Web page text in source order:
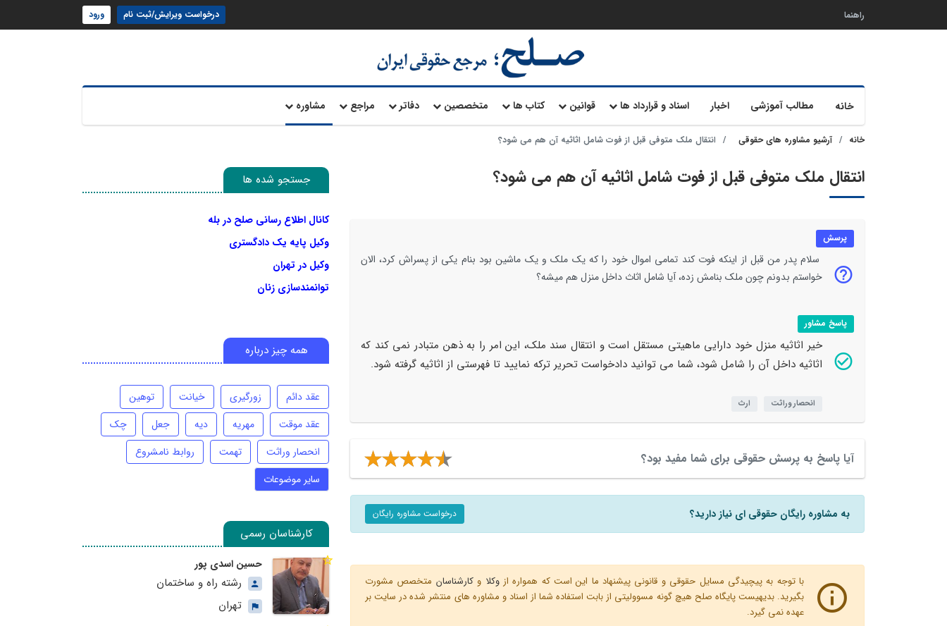
راهنما درخواست ویرایش/ثبت نام ورود
خانه مطالب آموزشی اخبار اسناد و قرارداد ها قوانین کتاب ها متخصصین دفاتر مراجع مشاوره
خانه آرشیو مشاوره های حقوقی انتقال ملک متوفی قبل از فوت شامل اثاثیه آن هم می شود؟
انتقال ملک متوفی قبل از فوت شامل اثاثیه آن هم می شود؟
پرسش
سلام پدر من قبل از اینکه فوت کند تمامی اموال خود را که یک ملک و یک ماشین بود بنام یکی از پسراش کرد، الان
خواستم بدونم چون ملک بنامش زده، آیا شامل اثاث داخل منزل هم میشه؟
پاسخ مشاور
خیر اثاثیه منزل خود دارایی ماهیتی مستقل است و انتقال سند ملک، این امر را به ذهن متبادر نمی کند که
اثاثیه داخل آن را شامل شود، شما می توانید دادخواست تحریر ترکه نمایید تا فهرستی از اثاثیه گرفته شود.
انحصار وراثت ارث
آیا پاسخ به پرسش حقوقی برای شما مفید بود؟
به مشاوره رایگان حقوقی ای نیاز دارید؟ درخواست مشاوره رایگان
با توجه به پیچیدگی مسایل حقوقی و قانونی پیشنهاد ما این است که همواره ازوکلا وکارشناسان متخصص مشورت
بگیرید. بدیهیست پایگاه صلح هیچ گونه مسوولیتی از بابت استفاده شما از اسناد و مشاوره های منتشر شده در سایت بر
عهده نمی گیرد.
جستجو شده ها
کانال اطلاع رسانی صلح در بله
وکیل پایه یک دادگستری
وکیل در تهران
توانمندسازی زنان
همه چیز درباره
عقد دائم زورگیری خیانت
توهین
عقد موقت
مهریه دیه جعل
چک
انحصار وراثت
تهمت
روابط نامشروع
سایر موضوعات
کارشناسان رسمی
حسین اسدی پور
رشته راه و ساختمان
تهران